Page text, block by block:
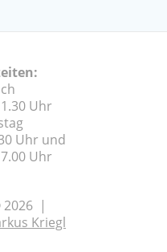
Uhr
Uhr und
Uhr
2026 |
Kriegl